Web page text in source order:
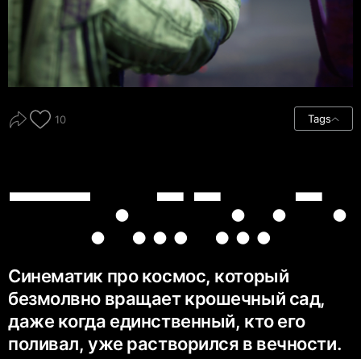
10 Tags
— . --. .-.
. … …
Синематик про космос, который
безмолвно вращает крошечный сад,
даже когда единственный, кто его
поливал, уже растворился в вечности.